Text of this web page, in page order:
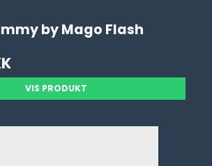
by Mago Flash
VIS PRODUKT